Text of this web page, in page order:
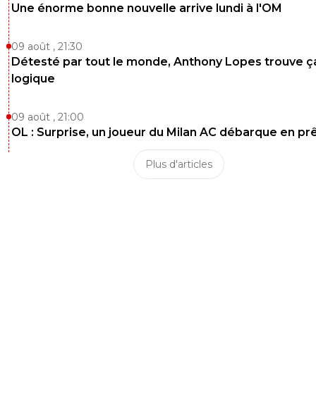
Une énorme bonne nouvelle arrive lundi à l'OM
09 août , 21:30
Détesté par tout le monde, Anthony Lopes trouve
logique
09 août , 21:00
OL : Surprise, un joueur du Milan AC débarque en
Plus d'articles